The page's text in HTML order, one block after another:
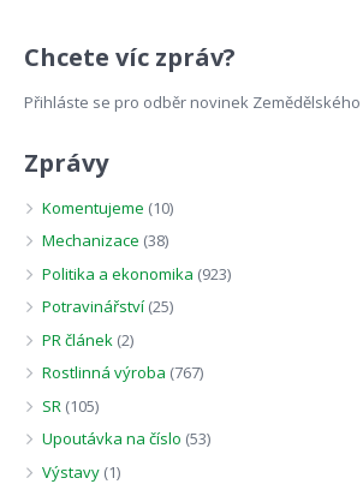
Chcete víc zpráv?
Přihláste se pro odběr novinek
Zprávy
Komentujeme (10)
Mechanizace (38)
Politika a ekonomika (923)
Potravinářství (25)
PR článek (2)
Rostlinná výroba (767)
SR (105)
Upoutávka na číslo (53)
Výstavy (1)